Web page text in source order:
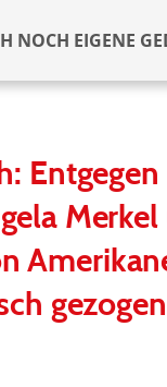
NOCH EIGENE
Entgegen
Merkel
gezogen